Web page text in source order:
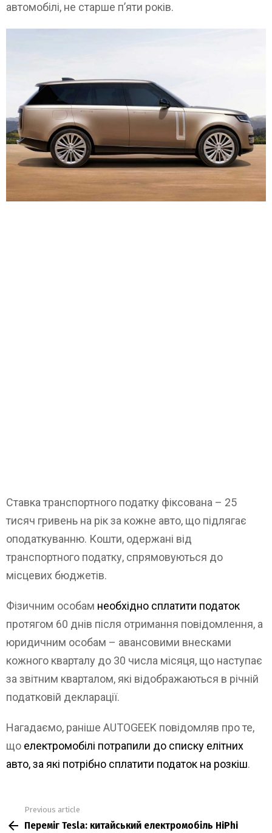
автомобілі, не старше п’яти років.
Ставка транспортного податку фіксована – 25
тисяч гривень на рік за кожне авто, що підлягає
оподаткуванню. Кошти, одержані від
транспортного податку, спрямовуються до
місцевих бюджетів.
Фізичним особам необхідно сплатити податок
протягом 60 днів після отримання повідомлення, а
юридичним особам – авансовими внесками
кожного кварталу до 30 числа місяця, що наступає
за звітним кварталом, які відображаються в річній
податковій декларації.
Нагадаємо, раніше AUTOGEEK повідомляв про те,
що електромобілі потрапили до списку елітних
авто, за які потрібно сплатити податок на розкіш.
more
Previous article
Переміг Tesla: китайський електромобіль HiPhi